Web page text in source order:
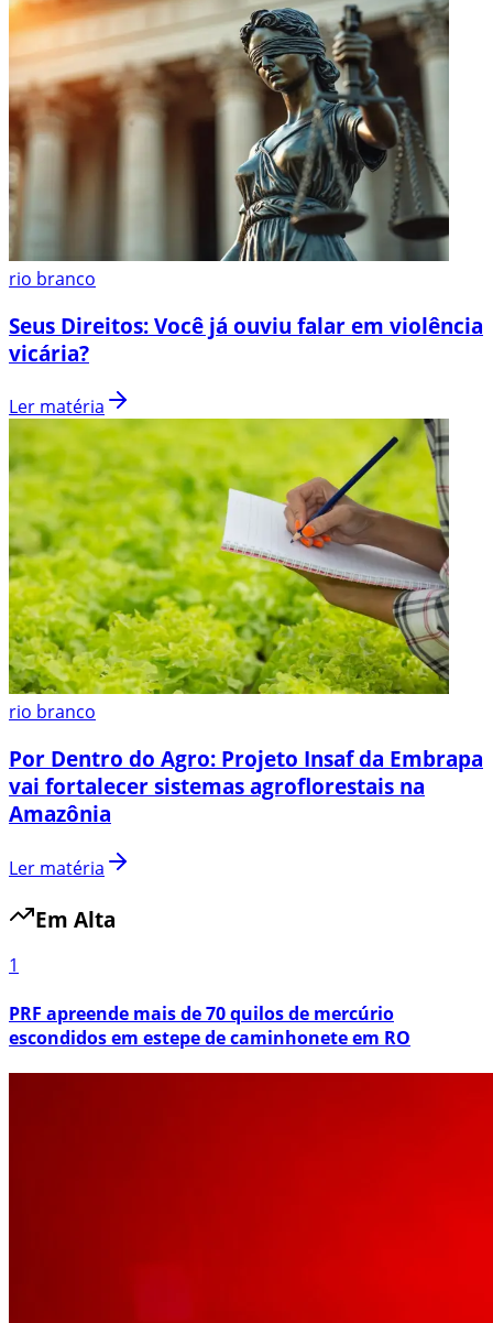
rio branco
Seus Direitos: Você já ouviu falar em violência
vicária?
Ler matéria
rio branco
Por Dentro do Agro: Projeto Insaf da Embrapa
vai fortalecer sistemas agroflorestais na
Amazônia
Ler matéria
Em Alta
1
PRF apreende mais de 70 quilos de mercúrio
escondidos em estepe de caminhonete em RO